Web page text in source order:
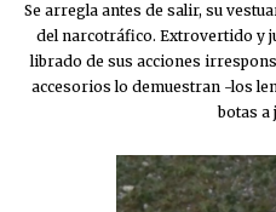
Se arregla antes de salir, su
del narcotráfico. Extrovertido y
librado de sus acciones
accesorios lo demuestran -los
botas a